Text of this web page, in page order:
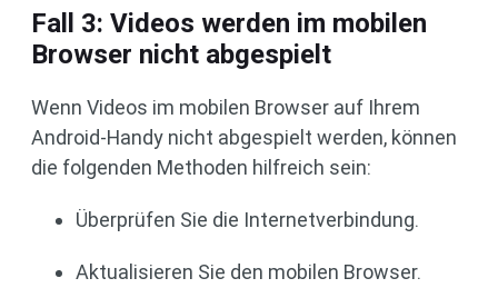
Fall 3: Videos werden im mobilen
Browser nicht abgespielt
Wenn Videos im mobilen Browser auf Ihrem
Android-Handy nicht abgespielt werden, können
die folgenden Methoden hilfreich sein:
Überprüfen Sie die Internetverbindung.
Aktualisieren Sie den mobilen Browser.